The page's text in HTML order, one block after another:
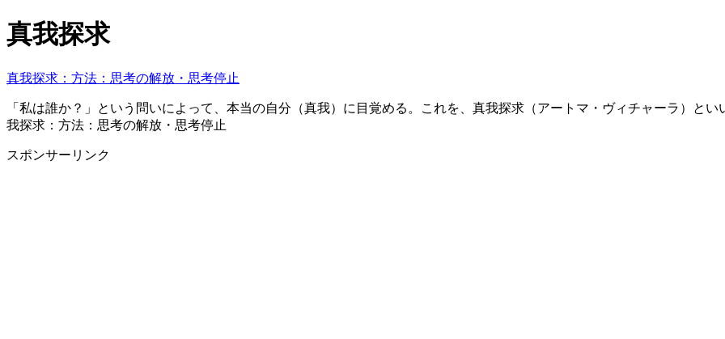
真我探求
真我探求：方法：思考の解放・思考停止
「私は誰か？」という問いによって、本当の自分（真我）に目覚める。これを、真我探求（アートマ・ヴィチャーラ）と
我探求：方法：思考の解放・思考停止
スポンサーリンク